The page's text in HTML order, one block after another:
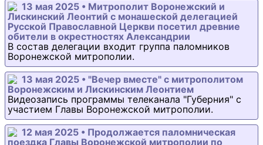
13 мая 2025 • Митрополит Воронежский и
Лискинский Леонтий с монашеской делегацией
Русской Православной Церкви посетил древние
обители в окрестностях Александрии
В состав делегации входит группа паломников
Воронежской митрополии.
13 мая 2025 • "Вечер вместе" с митрополитом
Воронежским и Лискинским Леонтием
Видеозапись программы телеканала "Губерния" с
участием Главы Воронежской митрополии.
12 мая 2025 • Продолжается паломническая
поездка Главы Воронежской митрополии по